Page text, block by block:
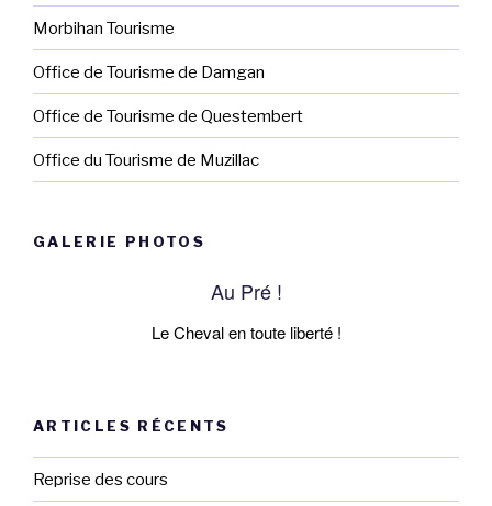
Morbihan Tourisme
Office de Tourisme de Damgan
Office de Tourisme de Questembert
Office du Tourisme de Muzillac
GALERIE PHOTOS
Au Pré !
Le Cheval en toute liberté !
ARTICLES RÉCENTS
Reprise des cours